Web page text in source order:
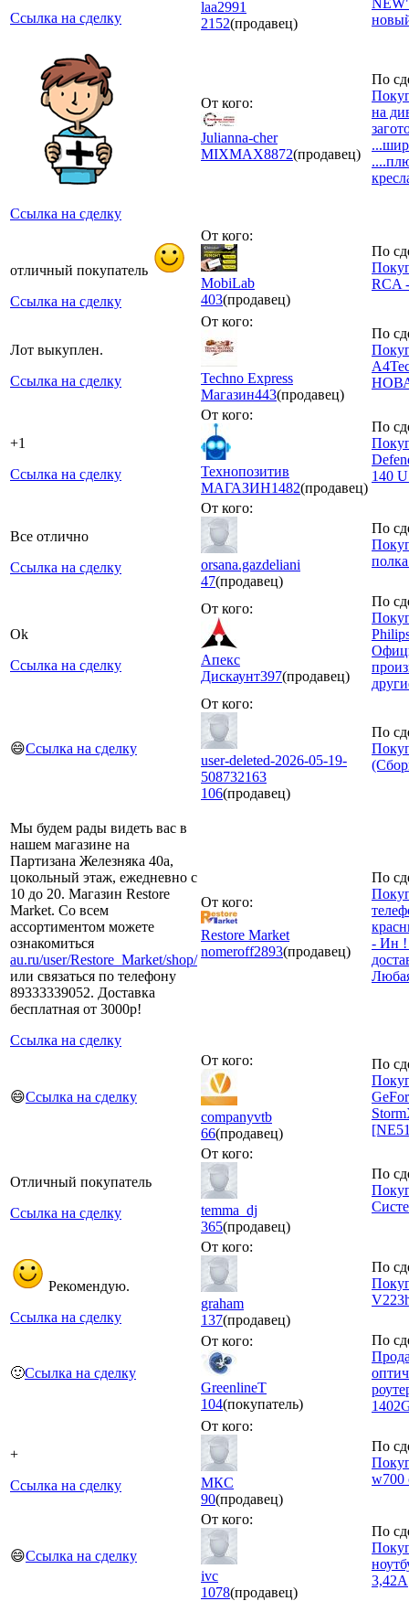
Ссылка на сделку
laa2991
2152(продавец)
Ссылка на сделку
От кого:
Julianna-cher
MIXMAX8872(продавец)
По
на
отличный покупатель
Ссылка на сделку
От кого:
MobiLab
403(продавец)
По
RCA
Лот выкуплен.
Ссылка на сделку
От кого:
Techno Express
Магазин443(продавец)
По
+1
Ссылка на сделку
От кого:
Технопозитив
МАГАЗИН1482(продавец)
По
140
Все отлично
Ссылка на сделку
От кого:
orsana.gazdeliani
47(продавец)
По
Ok
Ссылка на сделку
От кого:
Aпекс
Дискаунт397(продавец)
По
😄Ссылка на сделку
От кого:
user-deleted-2026-05-19-
508732163
106(продавец)
По
Мы будем рады видеть вас в
нашем магазине на
Партизана Железняка 40а,
цокольный этаж, ежедневно с
10 до 20. Магазин Restore
Market. Со всем
ассортиментом можете
ознакомиться
au.ru/user/Restore_Market/shop/
или связаться по телефону
89333339052. Доставка
бесплатная от 3000р!
Ссылка на сделку
От кого:
Restore Market
nomeroff2893(продавец)
По
- Ин !
😄Ссылка на сделку
От кого:
companyvtb
66(продавец)
По
Отличный покупатель
Ссылка на сделку
От кого:
temma_dj
365(продавец)
По
Рекомендую.
Ссылка на сделку
От кого:
graham
137(продавец)
По
🙂Ссылка на сделку
От кого:
GreenlineT
104(покупатель)
По
+
Ссылка на сделку
От кого:
МКС
90(продавец)
По
w700
😄Ссылка на сделку
От кого:
ivc
1078(продавец)
По
3,42А